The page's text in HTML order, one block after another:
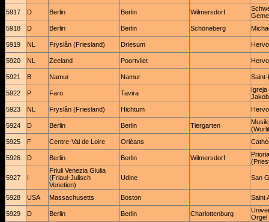
5917 D Berlin Berlin Wilmersdorf
5918
D Berlin Berlin Schöneberg
5919 NL Fryslân (Friesland) Driesum
5920 NL Zeeland Poortvliet
5921 B Namur Namur
5922 P Faro Tavira
Igreja
5923
NL Fryslân (Friesland) Hichtum
5924 D Berlin Berlin Tiergarten
5925
F Centre-Val de Loire Orléans
5926 D Berlin Berlin Wilmersdorf
5927 I
Friuli Venezia Giulia
(Friaul-Julisch
Venetien)
Udine San
5928 USA Massachusetts Boston Saint
5929 D Berlin Berlin Charlottenburg
Orgel